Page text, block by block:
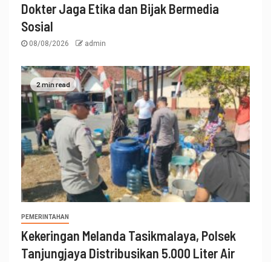
Dokter Jaga Etika dan Bijak Bermedia
Sosial
08/08/2026 admin
2 min read
PEMERINTAHAN
Kekeringan Melanda Tasikmalaya, Polsek
Tanjungjaya Distribusikan 5.000 Liter Air